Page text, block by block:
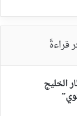
قراءةً
الخليج